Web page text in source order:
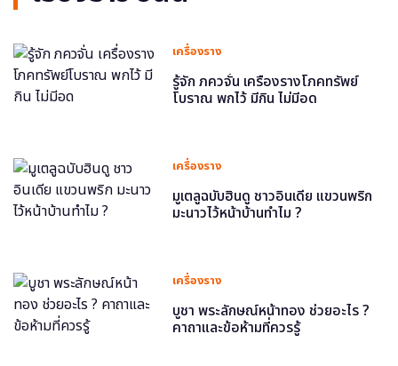
เครื่องราง
รู้จัก ภควจั่น เครื่องรางโภคทรัพย์
โบราณ พกไว้ มีกิน ไม่มีอด
เครื่องราง
มูเตลูฉบับฮินดู ชาวอินเดีย แขวนพริก
มะนาวไว้หน้าบ้านทำไม ?
เครื่องราง
บูชา พระลักษณ์หน้าทอง ช่วยอะไร ?
คาถาและข้อห้ามที่ควรรู้